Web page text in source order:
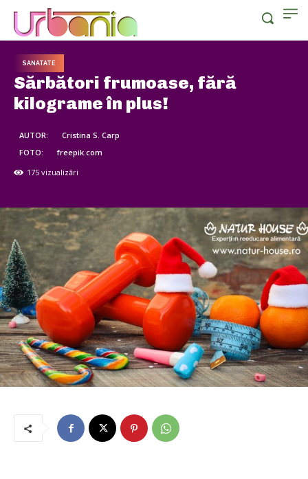
SANATATE
Sărbători frumoase, fără
kilograme în plus!
AUTOR:
Cristina S. Carp
FOTO:
freepik.com
175 vizualizări